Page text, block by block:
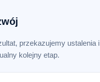
przekazujemy ustalenia i
kolejny etap.